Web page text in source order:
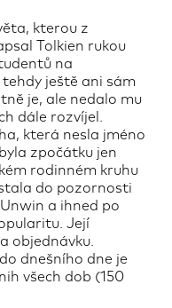
kterou z
Tolkien rukou
na
ještě ani sám
je, ale nedalo mu
dále rozvíjel.
která nesla jméno
zpočátku jen
rodinném kruhu
do pozornosti
a ihned po
Její
objednávku.
dnešního dne je
všech dob (150